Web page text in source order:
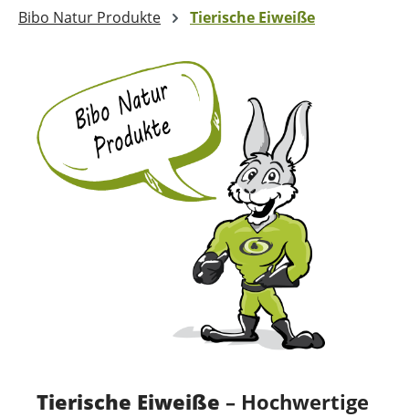
Bibo Natur Produkte Tierische Eiweiße
Tierische Eiweiße – Hochwertige